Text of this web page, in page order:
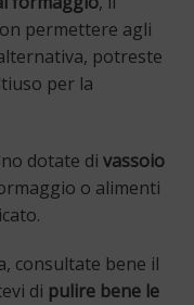
permettere agli
potreste
per la
dotate di vassoio
o alimenti
consultate bene il
di pulire bene le